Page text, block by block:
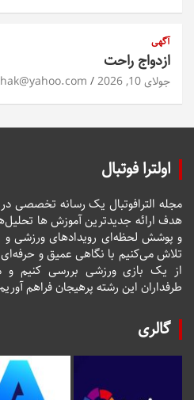
آگهی
ازدواج راحت
جولای 10, 2026
اولترا فوتبال
مجله الترافوتبال یک رسانه تخصصی
هدف ارائه جدیدترین آموزش ها
و پوشش لحظه‌ای رویدادهای ورزشی و
تلاش می‌کنیم با نگاهی عمیق و
از یک بازی ورزشی بررسی کنیم و
طرفداران این رشته پرهیجان فراهم
گالری